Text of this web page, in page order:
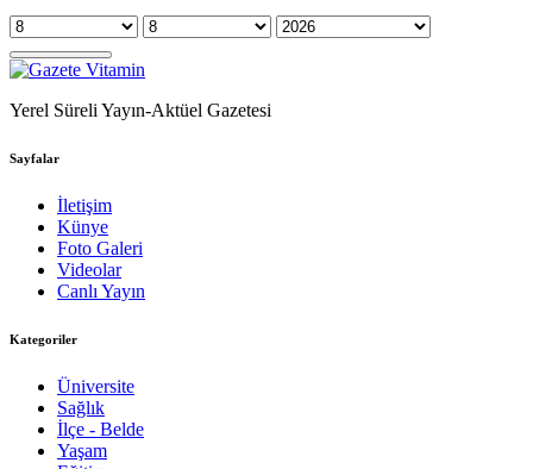
Yerel Süreli Yayın-Aktüel Gazetesi
Sayfalar
İletişim
Künye
Foto Galeri
Videolar
Canlı Yayın
Kategoriler
Üniversite
Sağlık
İlçe - Belde
Yaşam